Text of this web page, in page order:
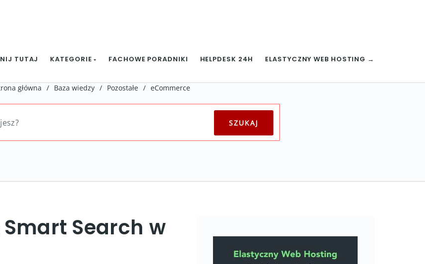
TUTAJ KATEGORIE FACHOWE PORADNIKI HELPDESK 24H ELASTYCZNY WEB HOSTING →
główna / Baza wiedzy / Pozostałe / eCommerce
Search w